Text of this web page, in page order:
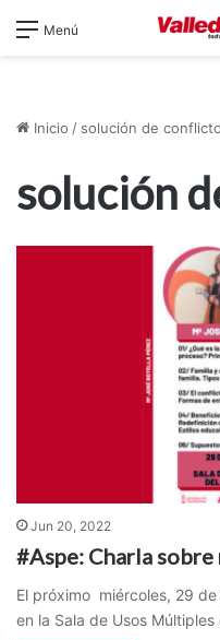
Menú
Inicio / solución de
solución
Jun 20, 2022
#Aspe: Charla
El próximo miércoles, 29
en la Sala de Usos